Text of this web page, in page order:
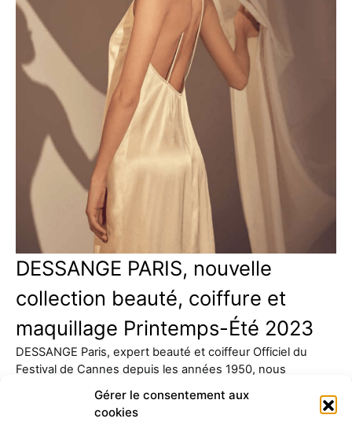
Gérer le consentement aux
cookies
DESSANGE PARIS, nouvelle
collection beauté, coiffure et
maquillage Printemps-Été 2023
DESSANGE Paris, expert beauté et coiffeur Officiel du
Festival de Cannes depuis les années 1950, nous